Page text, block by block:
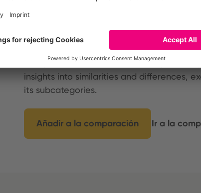
Comparar productos
Compare the environmental footprint of
insights into similarities and differences,
its subcategories.
Añadir a la comparación Ir a la